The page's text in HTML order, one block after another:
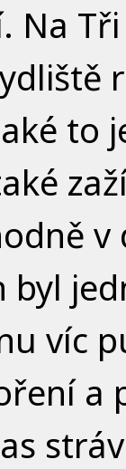
Na
to
víc
a